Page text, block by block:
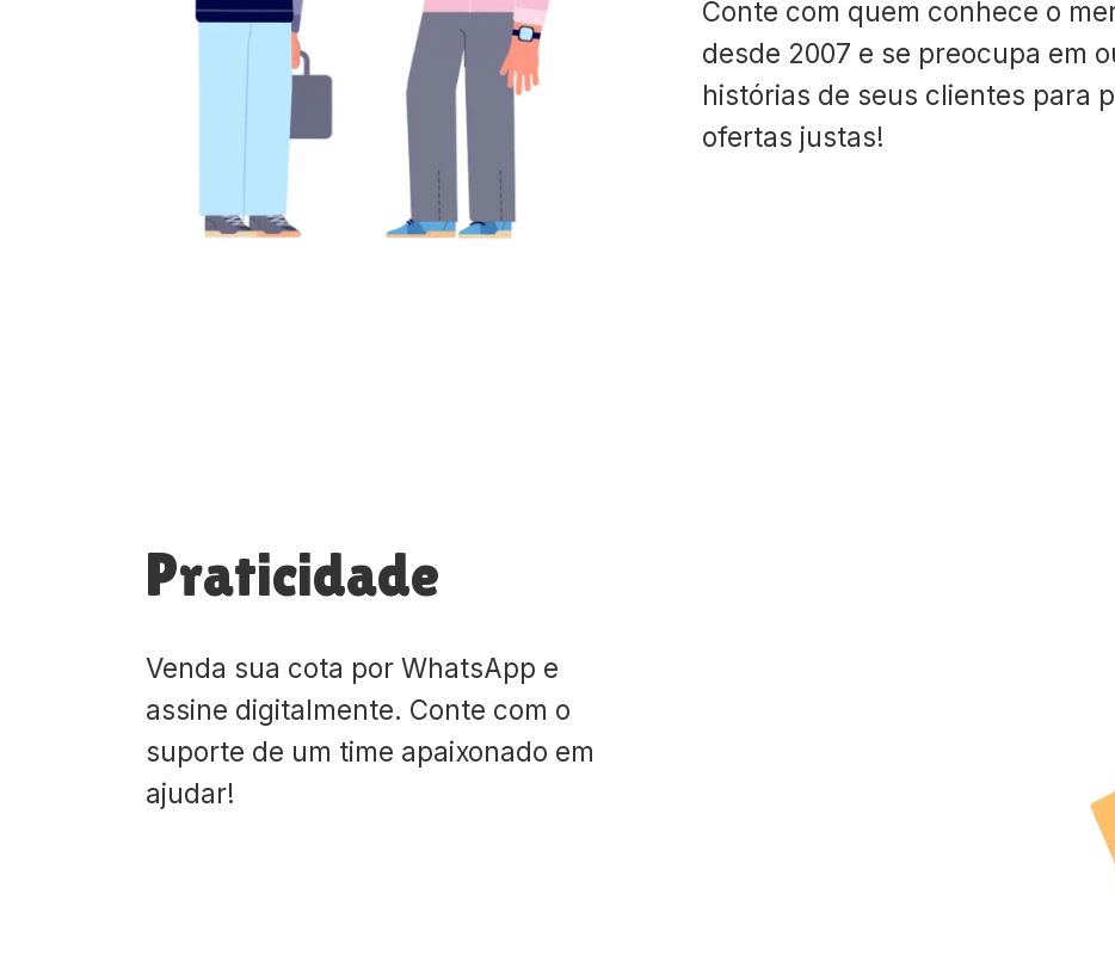
Conte com quem conhece o
desde 2007 e se preocupa em
histórias de seus clientes para
ofertas justas!
Praticidade
Venda sua cota por WhatsApp e
assine digitalmente. Conte com o
suporte de um time apaixonado em
ajudar!